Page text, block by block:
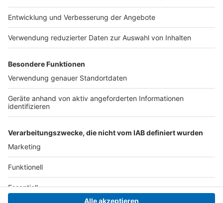
A56 errichtet. Seitdem steht die Brücke "so da".
Gekostet hat ihr Bau damals 460.000 D-Mark. So
langsam darf man gespannt sein, was ein Abriss
kostet.
Anzeige